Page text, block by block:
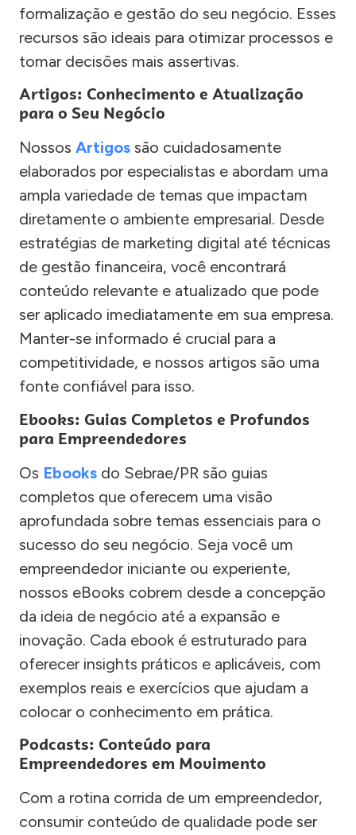
formalização e gestão do seu negócio. Esses
recursos são ideais para otimizar processos e
tomar decisões mais assertivas.
Artigos: Conhecimento e Atualização
para o Seu Negócio
Nossos Artigos são cuidadosamente
elaborados por especialistas e abordam uma
ampla variedade de temas que impactam
diretamente o ambiente empresarial. Desde
estratégias de marketing digital até técnicas
de gestão financeira, você encontrará
conteúdo relevante e atualizado que pode
ser aplicado imediatamente em sua empresa.
Manter-se informado é crucial para a
competitividade, e nossos artigos são uma
fonte confiável para isso.
Ebooks: Guias Completos e Profundos
para Empreendedores
Os Ebooks do Sebrae/PR são guias
completos que oferecem uma visão
aprofundada sobre temas essenciais para o
sucesso do seu negócio. Seja você um
empreendedor iniciante ou experiente,
nossos eBooks cobrem desde a concepção
da ideia de negócio até a expansão e
inovação. Cada ebook é estruturado para
oferecer insights práticos e aplicáveis, com
exemplos reais e exercícios que ajudam a
colocar o conhecimento em prática.
Podcasts: Conteúdo para
Empreendedores em Movimento
Com a rotina corrida de um empreendedor,
consumir conteúdo de qualidade pode ser